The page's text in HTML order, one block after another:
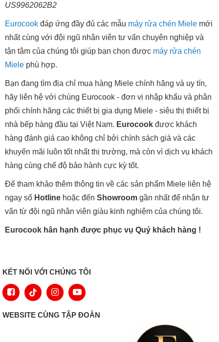
US9962062B2
Eurocook đáp ứng đầy đủ các mẫu máy rửa chén Miele mới
nhất cùng với đội ngũ nhân viên tư vấn chuyên nghiệp và
tận tâm của chúng tôi giúp bạn chọn được máy rửa chén
Miele phù hợp.
Bạn đang tìm địa chỉ mua hàng Miele chính hãng và uy tín,
hãy liên hệ với chúng Eurocook - đơn vị nhập khẩu và phân
phối chính hãng các thiết bị gia dụng Miele - siêu thị thiết bị
nhà bếp hàng đầu tại Việt Nam. Eurocook được khách
hàng đánh giá cao không chỉ bởi chính sách giá và các
khuyến mãi luôn tốt nhất thị trường, mà còn vì dịch vụ khách
hàng cùng chế độ bảo hành cực kỳ tốt.
Để tham khảo thêm thông tin về các sản phẩm Miele liên hệ
ngay số Hotline hoặc đến Showroom gần nhất để nhận tư
vấn từ đội ngũ nhân viên giàu kinh nghiệm của chúng tôi.
Eurocook hân hạnh được phục vụ Quý khách hàng !
KẾT NỐI VỚI CHÚNG TÔI
WEBSITE CÙNG TẬP ĐOÀN